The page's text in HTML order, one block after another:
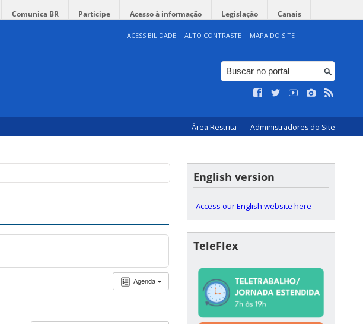
Comunica BR Participe Acesso à informação Legislação Canais
ACESSIBILIDADE ALTO CONTRASTE MAPA DO SITE
Área Restrita Administradores do Site
Agenda
English version
Access our English website here
TeleFlex